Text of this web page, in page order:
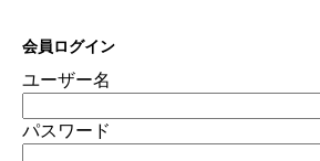
会員ログイン
ユーザー名
パスワード